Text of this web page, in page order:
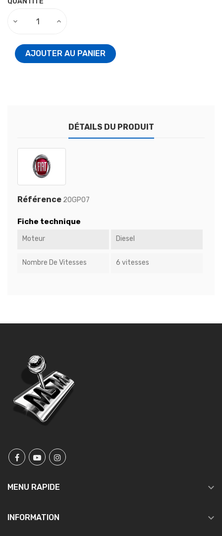
AJOUTER AU PANIER
DÉTAILS DU PRODUIT
Référence 20GP07
Fiche technique
Moteur Diesel
Nombre De Vitesses 6 vitesses
MENU RAPIDE 
INFORMATION 